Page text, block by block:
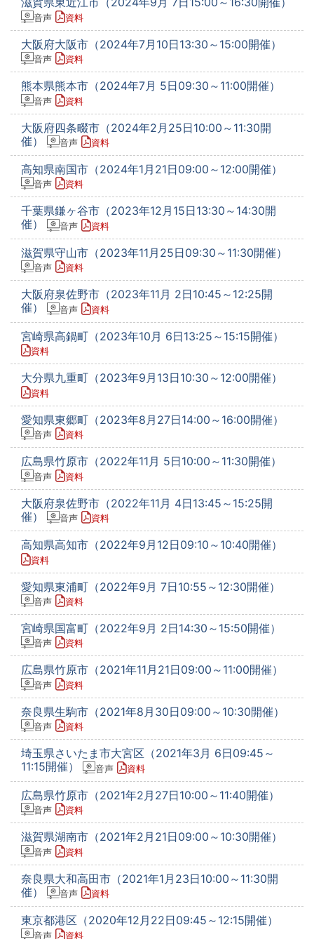
音声 資料
大阪府大阪市（2024年7月10日13:30～15:00開催）
音声 資料
熊本県熊本市（2024年7月 5日09:30～11:00開催）
音声 資料
大阪府四条畷市（2024年2月25日10:00～11:30開
催）
音声 資料
高知県南国市（2024年1月21日09:00～12:00開催）
音声 資料
千葉県鎌ヶ谷市（2023年12月15日13:30～14:30開
催）
音声 資料
滋賀県守山市（2023年11月25日09:30～11:30開催）
音声 資料
大阪府泉佐野市（2023年11月 2日10:45～12:25開
催）
音声 資料
宮崎県高鍋町（2023年10月 6日13:25～15:15開催）
資料
大分県九重町（2023年9月13日10:30～12:00開催）
資料
愛知県東郷町（2023年8月27日14:00～16:00開催）
音声 資料
広島県竹原市（2022年11月 5日10:00～11:30開催）
音声 資料
大阪府泉佐野市（2022年11月 4日13:45～15:25開
催）
音声 資料
高知県高知市（2022年9月12日09:10～10:40開催）
資料
愛知県東浦町（2022年9月 7日10:55～12:30開催）
音声 資料
宮崎県国富町（2022年9月 2日14:30～15:50開催）
音声 資料
広島県竹原市（2021年11月21日09:00～11:00開催）
音声 資料
奈良県生駒市（2021年8月30日09:00～10:30開催）
音声 資料
埼玉県さいたま市大宮区（2021年3月 6日09:45～
11:15開催）
音声 資料
広島県竹原市（2021年2月27日10:00～11:40開催）
音声 資料
滋賀県湖南市（2021年2月21日09:00～10:30開催）
音声 資料
奈良県大和高田市（2021年1月23日10:00～11:30開
催）
音声 資料
東京都港区（2020年12月22日09:45～12:15開催）
音声 資料